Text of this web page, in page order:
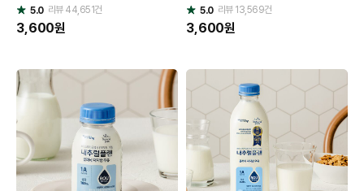
별
점
5.0 리뷰44,651건
3,600원
별
점
5.0 리뷰13,569건
3,600원